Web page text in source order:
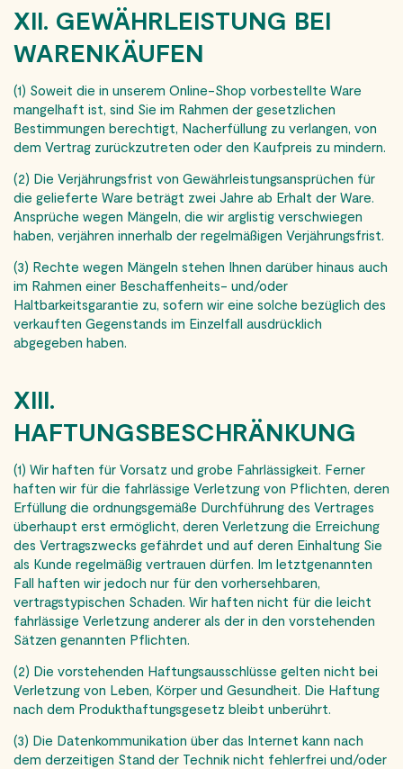
XII. GEWÄHRLEISTUNG BEI
WARENKÄUFEN
(1) Soweit die in unserem Online-Shop vorbestellte Ware
mangelhaft ist, sind Sie im Rahmen der gesetzlichen
Bestimmungen berechtigt, Nacherfüllung zu verlangen, von
dem Vertrag zurückzutreten oder den Kaufpreis zu mindern.
(2) Die Verjährungsfrist von Gewährleistungs­ansprüchen für
die gelieferte Ware beträgt zwei Jahre ab Erhalt der Ware.
Ansprüche wegen Mängeln, die wir arglistig verschwiegen
haben, verjähren innerhalb der regelmäßigen Verjährungsfrist.
(3) Rechte wegen Mängeln stehen Ihnen darüber hinaus auch
im Rahmen einer Beschaffenheits- und/oder
Haltbarkeitsgarantie zu, sofern wir eine solche bezüglich des
verkauften Gegenstands im Einzelfall ausdrücklich
abgegeben haben.
XIII.
HAFTUNGSBESCHRÄNKUNG
(1) Wir haften für Vorsatz und grobe Fahrlässigkeit. Ferner
haften wir für die fahrlässige Verletzung von Pflichten, deren
Erfüllung die ordnungsgemäße Durchführung des Vertrages
überhaupt erst ermöglicht, deren Verletzung die Erreichung
des Vertragszwecks gefährdet und auf deren Einhaltung Sie
als Kunde regelmäßig vertrauen dürfen. Im letztgenannten
Fall haften wir jedoch nur für den vorhersehbaren,
vertragstypischen Schaden. Wir haften nicht für die leicht
fahrlässige Verletzung anderer als der in den vorstehenden
Sätzen genannten Pflichten.
(2) Die vorstehenden Haftungsausschlüsse gelten nicht bei
Verletzung von Leben, Körper und Gesundheit. Die Haftung
nach dem Produkthaftungsgesetz bleibt unberührt.
(3) Die Datenkommunikation über das Internet kann nach
dem derzeitigen Stand der Technik nicht fehlerfrei und/oder